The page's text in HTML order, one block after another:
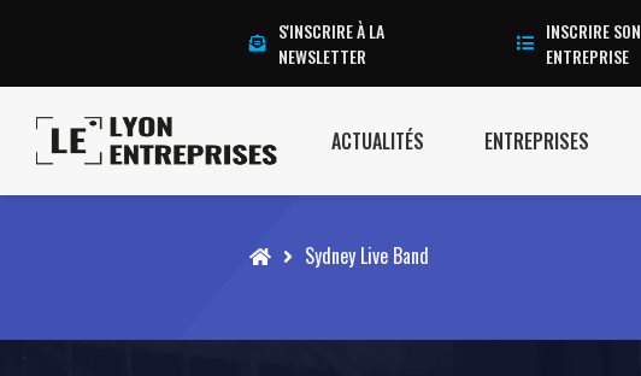
S'INSCRIRE À LA
NEWSLETTER
INSCRIRE SON
ENTREPRISE
ACTUALITÉS ENTREPRISES
Accueil Sydney Live Band